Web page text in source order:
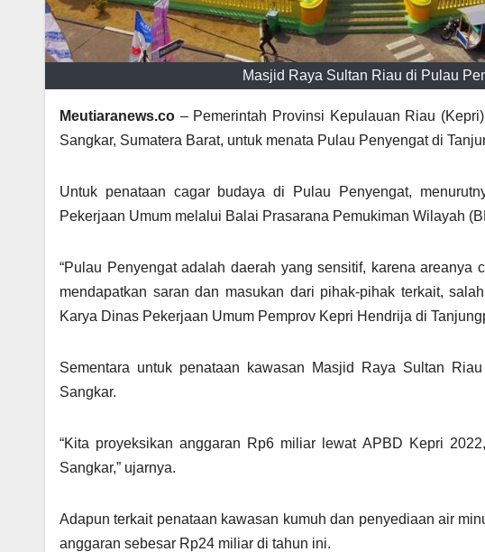
Masjid Raya Sultan Riau di Pulau
Meutiaranews.co – Pemerintah Provinsi Kepulauan Riau
Sangkar, Sumatera Barat, untuk menata Pulau Penyengat di
Untuk penataan cagar budaya di Pulau Penyengat,
Pekerjaan Umum melalui Balai Prasarana Pemukiman Wilayah
“Pulau Penyengat adalah daerah yang sensitif, karena
mendapatkan saran dan masukan dari pihak-pihak terkait,
Karya Dinas Pekerjaan Umum Pemprov Kepri Hendrija di
Sementara untuk penataan kawasan Masjid Raya Sultan
Sangkar.
“Kita proyeksikan anggaran Rp6 miliar lewat APBD Kepri
Sangkar,” ujarnya.
Adapun terkait penataan kawasan kumuh dan penyediaan air
anggaran sebesar Rp24 miliar di tahun ini.